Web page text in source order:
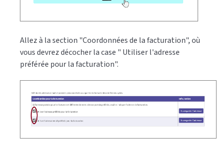
Allez à la section "Coordonnées de la facturation", où
vous devrez décocher la case " Utiliser l'adresse
préférée pour la facturation".